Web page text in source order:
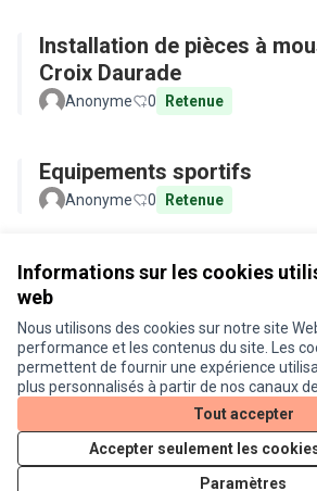
Informations sur les cookies
web
Nous utilisons des cookies sur notre site
performance et les contenus du site. Les
permettent de fournir une expérience
plus personnalisés à partir de nos canaux
Tout accepter
Accepter seulement les
Paramètres
Installation de pièces à
Croix Daurade
Anonyme 0 Retenue
Equipements sportifs
Anonyme 0 Retenue
Conditions d'utilisation
Paramètres des cookies
Je participe ! sur X
(Lien externe)
Je participe ! sur Facebook
Je participe ! sur Instagram